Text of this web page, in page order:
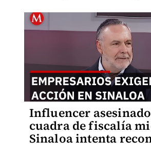
Influencer
cuadra de fiscalía
Sinaloa intenta